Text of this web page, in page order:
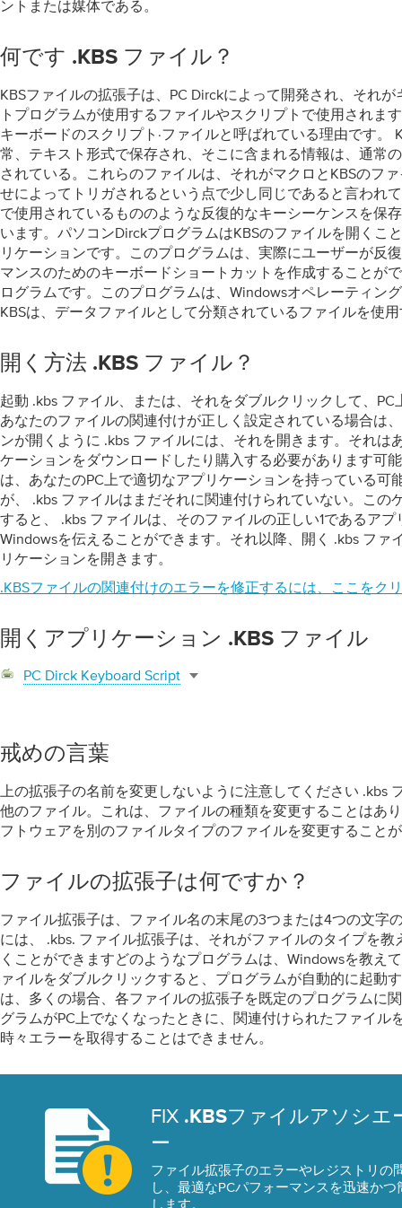
ントまたは媒体である。
何です .KBS ファイル？
KBSファイルの拡張子は、PC Dirckによって開発され、それ
トプログラムが使用するファイルやスクリプトで使用されま
キーボードのスクリプト·ファイルと呼ばれている理由です。
常、テキスト形式で保存され、そこに含まれる情報は、通常
されている。これらのファイルは、それがマクロとKBSのフ
せによってトリガされるという点で少し同じであると言われ
で使用されているもののような反復的なキーシーケンスを保
います。パソコンDirckプログラムはKBSのファイルを開くこ
リケーションです。このプログラムは、実際にユーザーが反
マンスのためのキーボードショートカットを作成することが
ログラムです。このプログラムは、Windowsオペレーティン
KBSは、データファイルとして分類されているファイルを使
開く方法 .KBS ファイル？
起動 .kbs ファイル、または、それをダブルクリックして、
あなたのファイルの関連付けが正しく設定されている場合は
ンが開くように .kbs ファイルには、それを開きます。それは
ケーションをダウンロードしたり購入する必要があります可
は、あなたのPC上で適切なアプリケーションを持っている可
が、 .kbs ファイルはまだそれに関連付けられていない。この
すると、 .kbs ファイルは、そのファイルの正しい1であるア
Windowsを伝えることができます。それ以降、開く .kbs ファ
リケーションを開きます。
.KBSファイルの関連付けのエラーを修正するには、ここをク
開くアプリケーション .KBS ファイル
PC Dirck Keyboard Script
戒めの言葉
上の拡張子の名前を変更しないように注意してください .kbs
他のファイル。これは、ファイルの種類を変更することはあ
フトウェアを別のファイルタイプのファイルを変更すること
ファイルの拡張子は何ですか？
ファイル拡張子は、ファイル名の末尾の3つまたは​​4つの文字
には、 .kbs. ファイル拡張子は、それがファイルのタイプを教
くことができますどのようなプログラムは、Windowsを教え
ァイルをダブルクリックすると、プログラムが自動的に起動
は、多くの場合、各ファイルの拡張子を既定のプログラムに
グラムがPC上でなくなったときに、関連付けられたファイル
時々エラーを取得することはできません。
FIX .KBSファイルアソシエ
ー
ファイル拡張子のエラーやレジストリの
し、最適なPCパフォーマンスを迅速か
します。